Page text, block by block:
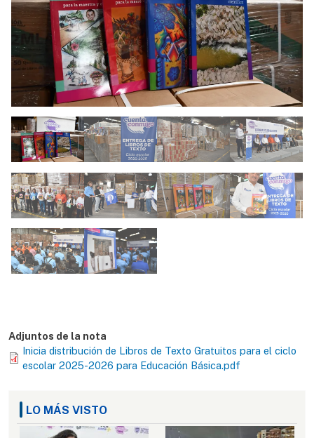
Adjuntos de la nota
Inicia distribución de Libros de Texto Gratuitos para el ciclo
escolar 2025-2026 para Educación Básica.pdf
LO MÁS VISTO